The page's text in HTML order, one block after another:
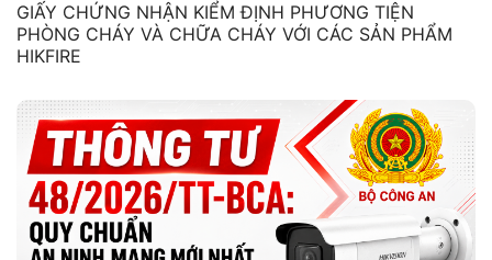
GIẤY CHỨNG NHẬN KIỂM ĐỊNH PHƯƠNG TIỆN
PHÒNG CHÁY VÀ CHỮA CHÁY VỚI CÁC SẢN PHẨM
HIKFIRE